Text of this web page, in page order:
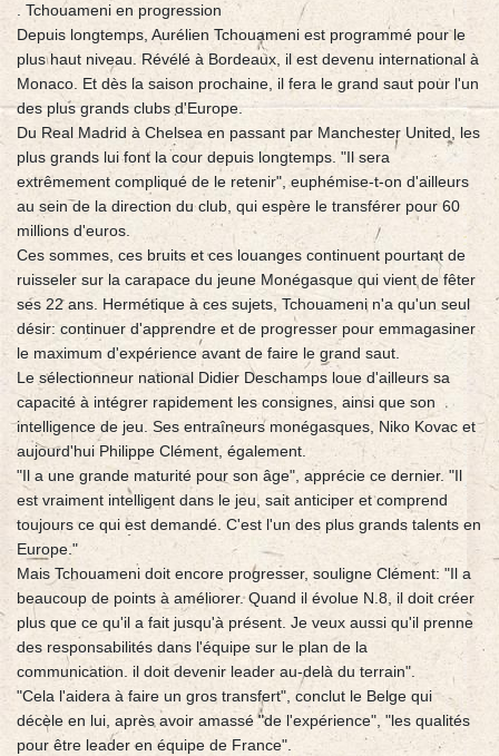
. Tchouameni en progression
Depuis longtemps, Aurélien Tchouameni est programmé pour le
plus haut niveau. Révélé à Bordeaux, il est devenu international à
Monaco. Et dès la saison prochaine, il fera le grand saut pour l'un
des plus grands clubs d'Europe.
Du Real Madrid à Chelsea en passant par Manchester United, les
plus grands lui font la cour depuis longtemps. "Il sera
extrêmement compliqué de le retenir", euphémise-t-on d'ailleurs
au sein de la direction du club, qui espère le transférer pour 60
millions d'euros.
Ces sommes, ces bruits et ces louanges continuent pourtant de
ruisseler sur la carapace du jeune Monégasque qui vient de fêter
ses 22 ans. Hermétique à ces sujets, Tchouameni n'a qu'un seul
désir: continuer d'apprendre et de progresser pour emmagasiner
le maximum d'expérience avant de faire le grand saut.
Le sélectionneur national Didier Deschamps loue d'ailleurs sa
capacité à intégrer rapidement les consignes, ainsi que son
intelligence de jeu. Ses entraîneurs monégasques, Niko Kovac et
aujourd'hui Philippe Clément, également.
"Il a une grande maturité pour son âge", apprécie ce dernier. "Il
est vraiment intelligent dans le jeu, sait anticiper et comprend
toujours ce qui est demandé. C'est l'un des plus grands talents en
Europe."
Mais Tchouameni doit encore progresser, souligne Clément: "Il a
beaucoup de points à améliorer. Quand il évolue N.8, il doit créer
plus que ce qu'il a fait jusqu'à présent. Je veux aussi qu'il prenne
des responsabilités dans l'équipe sur le plan de la
communication. il doit devenir leader au-delà du terrain".
"Cela l'aidera à faire un gros transfert", conclut le Belge qui
décèle en lui, après avoir amassé "de l'expérience", "les qualités
pour être leader en équipe de France".